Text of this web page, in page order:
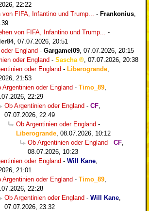
22:22
von FIFA, Infantino und Trump...
- Frankonius
von FIFA, Infantino und Trump...
-
, 07.07.2026, 20:51
England - Gargamel09 07.07.2026, 20:15
oder England - Sascha
07.07.2026, 20:38
oder England - Liberogrande
21:53
Argentinien oder England - Timo_89
22:29
Ob Argentinien oder England - CF
07.07.2026, 22:49
Ob Argentinien oder England -
Liberogrande 08.07.2026, 10:12
Ob Argentinien oder England - CF
08.07.2026, 10:23
oder England - Will Kane
21:01
Argentinien oder England - Timo_89
22:28
Ob Argentinien oder England - Will Kane
07.07.2026, 23:32